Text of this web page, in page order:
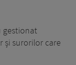
gestionat
și surorilor care